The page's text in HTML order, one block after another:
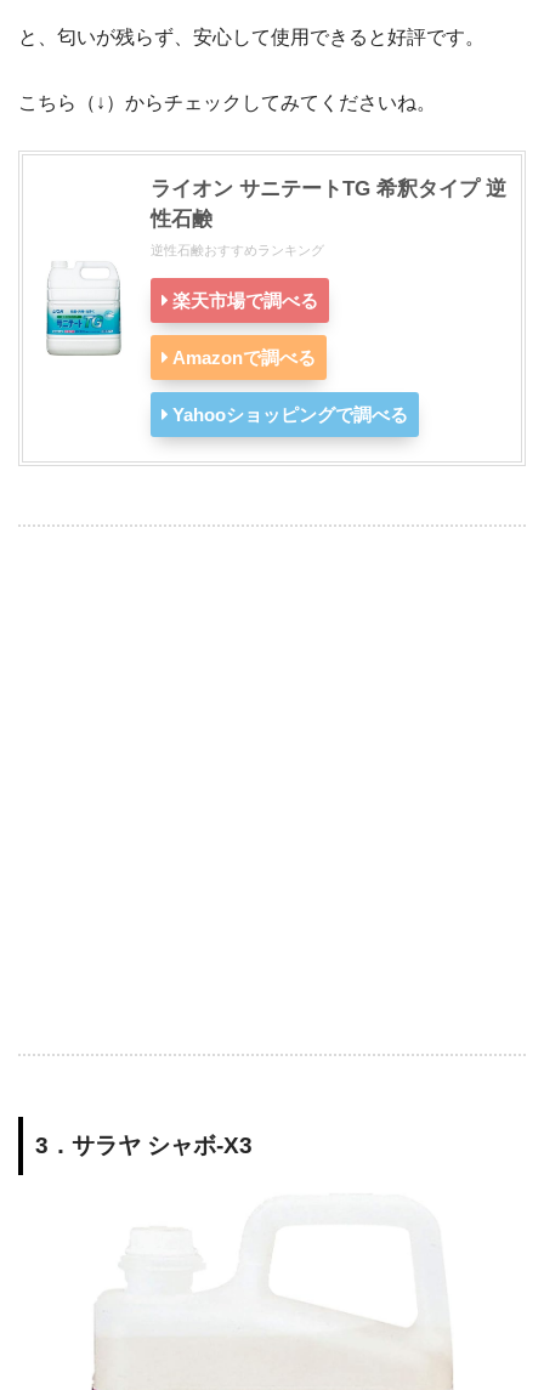
と、匂いが残らず、安心して使用できると好評です。
こちら（↓）からチェックしてみてくださいね。
ライオン サニテートTG 希釈タイプ 逆
性石鹸
逆性石鹸おすすめランキング
楽天市場で調べる
Amazonで調べる
Yahooショッピングで調べる
3．サラヤ シャボ-X3